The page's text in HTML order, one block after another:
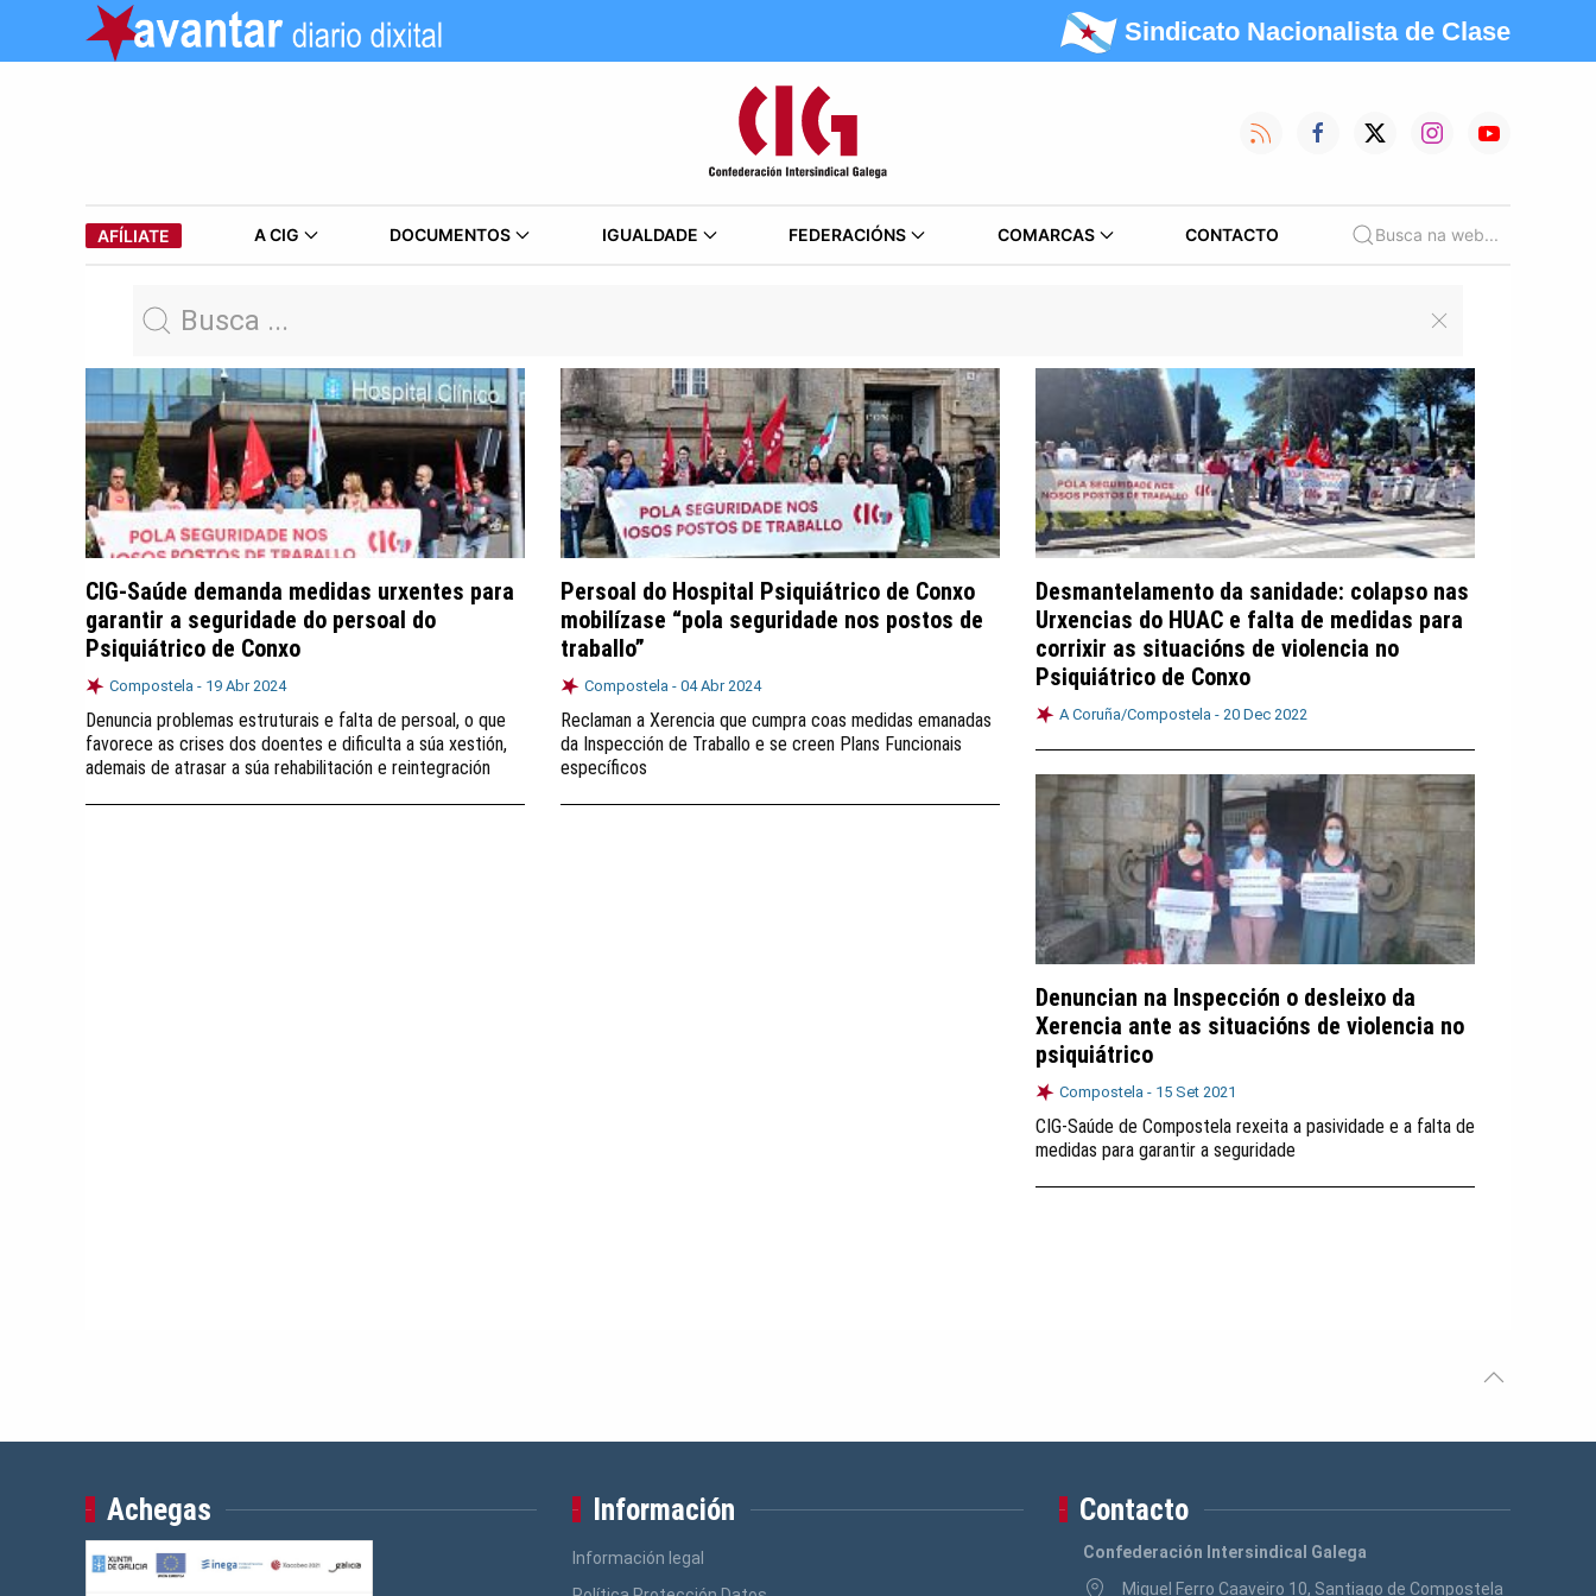
Sindicato Nacionalista de Clase
AFÍLIATE A CIG DOCUMENTOS IGUALDADE FEDERACIÓNS COMARCAS CONTACTO Busca na web...
CIG-Saúde demanda medidas urxentes para
garantir a seguridade do persoal do
Psiquiátrico de Conxo
Compostela - 19 Abr 2024
Denuncia problemas estruturais e falta de persoal, o que
favorece as crises dos doentes e dificulta a súa xestión,
ademais de atrasar a súa rehabilitación e reintegración
Persoal do Hospital Psiquiátrico de Conxo
mobilízase “pola seguridade nos postos de
traballo”
Compostela - 04 Abr 2024
Reclaman a Xerencia que cumpra coas medidas emanadas
da Inspección de Traballo e se creen Plans Funcionais
específicos
Desmantelamento da sanidade: colapso nas
Urxencias do HUAC e falta de medidas para
corrixir as situacións de violencia no
Psiquiátrico de Conxo
A Coruña/Compostela - 20 Dec 2022
Denuncian na Inspección o desleixo da
Xerencia ante as situacións de violencia no
psiquiátrico
Compostela - 15 Set 2021
CIG-Saúde de Compostela rexeita a pasividade e a falta de
medidas para garantir a seguridade
Achegas Información
Información legal
Contacto
Confederación Intersindical Galega
Miguel Ferro Caaveiro 10, Santiago de Compostela